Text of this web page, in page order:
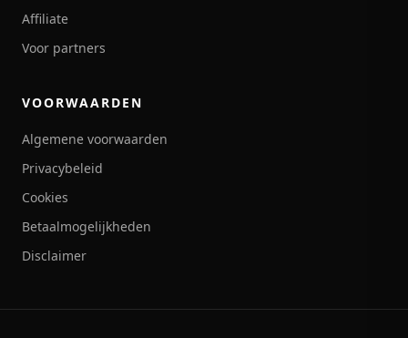
Affiliate
Voor partners
VOORWAARDEN
Algemene voorwaarden
Privacybeleid
Cookies
Betaalmogelijkheden
Disclaimer